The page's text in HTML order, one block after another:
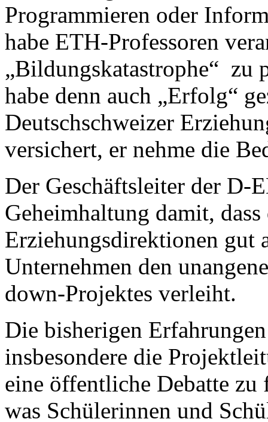
Programmieren oder
habe ETH-Professoren
„Bildungskatastrophe“ zu
habe denn auch „Erfolg“
Deutschschweizer
versichert, er nehme die
Der Geschäftsleiter der D-
Geheimhaltung damit,
Erziehungsdirektionen gut
Unternehmen den
down-Projektes verleiht.
Die bisherigen
insbesondere die
eine öffentliche Debatte zu
was Schülerinnen und